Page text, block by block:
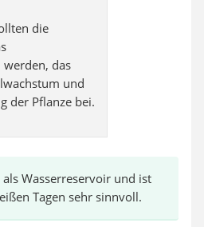
die
werden, das
und
der Pflanze bei.
Wasserreservoir und ist
Tagen sehr sinnvoll.